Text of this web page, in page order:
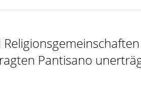
Pantisano